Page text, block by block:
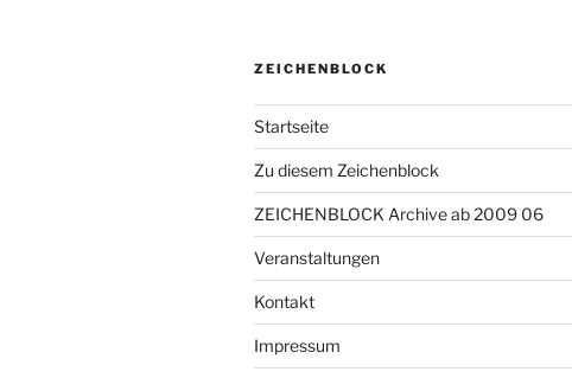
ZEICHENBLOCK
Startseite
Zu diesem Zeichenblock
ZEICHENBLOCK Archive ab 2009 06
Veranstaltungen
Kontakt
Impressum